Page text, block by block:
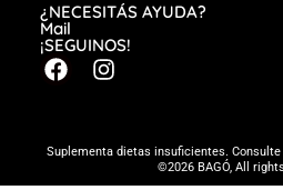
¿NECESITÁS AYUDA?
Mail
¡SEGUINOS!
Suplementa dietas insuficientes.
©2026 BAGÓ, All